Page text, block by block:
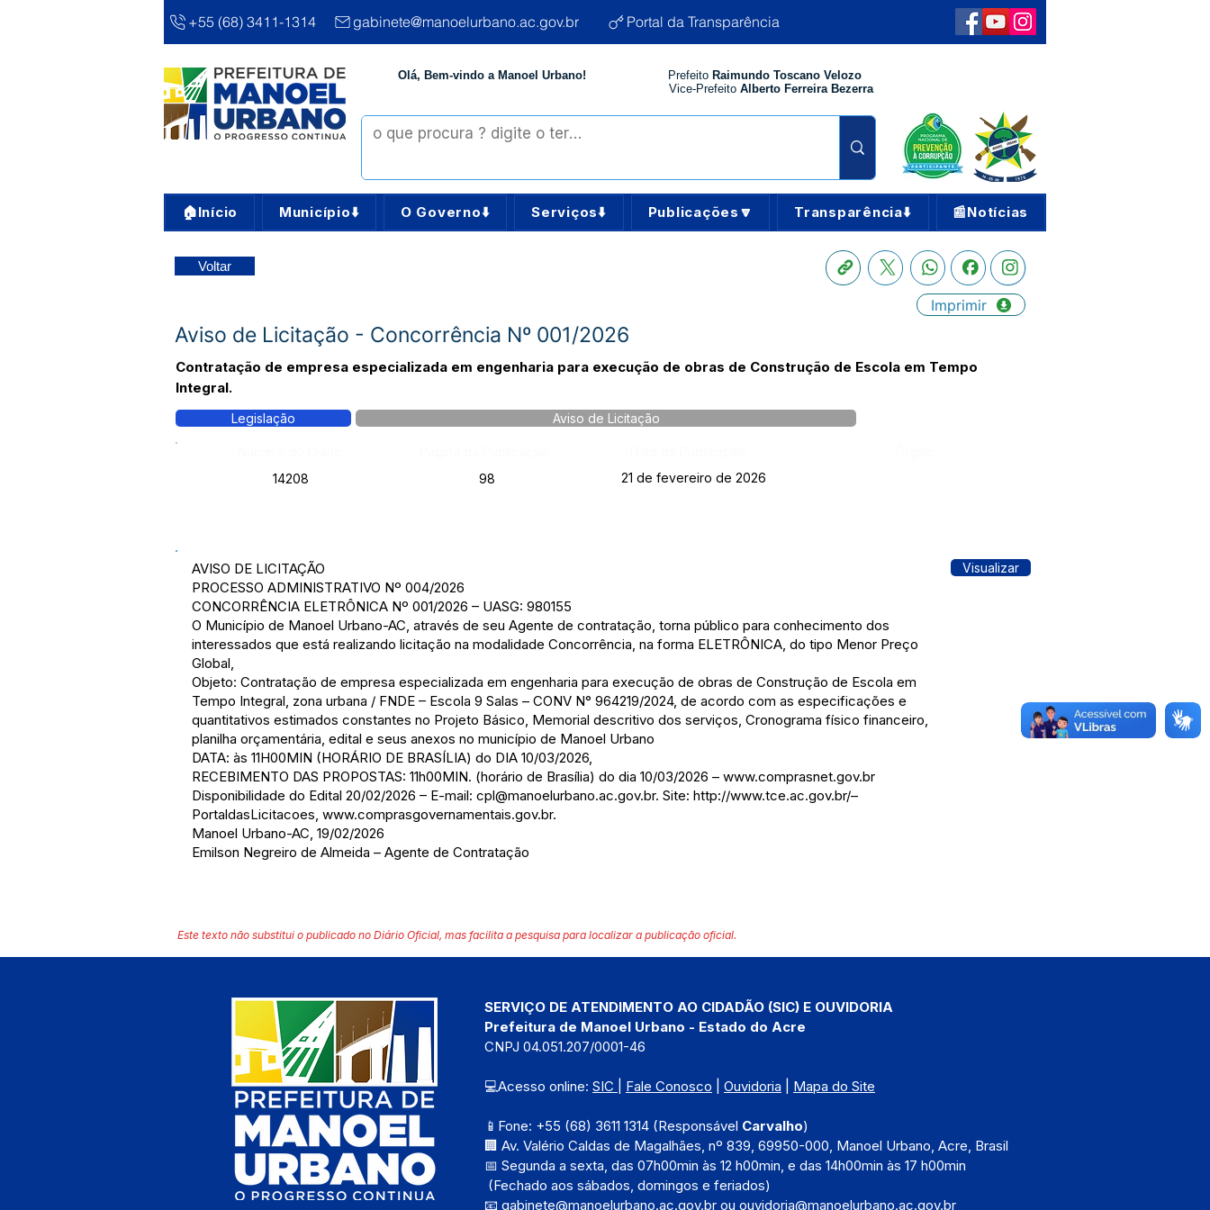
+55 (68) 3411-1314 gabinete@manoelurbano.ac.gov.br Portal da Transparência
Olá, Bem-vindo a Manoel Urbano! Prefeito Raimundo Toscano Velozo
Vice-Prefeito Alberto Ferreira Bezerra
🏠Início Município⬇️ O Governo⬇️ Serviços⬇️ Publicações🔽 Transparência⬇️ 📰Notícias
Voltar
Imprimir
Aviso de Licitação - Concorrência Nº 001/2026
Contratação de empresa especializada em engenharia para execução de obras de Construção de Escola em Tempo
Integral.
Legislação Aviso de Licitação
14208
98 21 de fevereiro de 2026
AVISO DE LICITAÇÃO
PROCESSO ADMINISTRATIVO Nº 004/2026
CONCORRÊNCIA ELETRÔNICA Nº 001/2026 – UASG: 980155
O Município de Manoel Urbano-AC, através de seu Agente de contratação, torna público para conhecimento dos
interessados que está realizando licitação na modalidade Concorrência, na forma ELETRÔNICA, do tipo Menor Preço
Global,
Objeto: Contratação de empresa especializada em engenharia para execução de obras de Construção de Escola em
Tempo Integral, zona urbana / FNDE – Escola 9 Salas – CONV N° 964219/2024, de acordo com as especificações e
quantitativos estimados constantes no Projeto Básico, Memorial descritivo dos serviços, Cronograma físico financeiro,
planilha orçamentária, edital e seus anexos no município de Manoel Urbano
DATA: às 11H00MIN (HORÁRIO DE BRASÍLIA) do DIA 10/03/2026,
RECEBIMENTO DAS PROPOSTAS: 11h00MIN. (horário de Brasília) do dia 10/03/2026 – www.comprasnet.gov.br
Disponibilidade do Edital 20/02/2026 – E-mail: cpl@manoelurbano.ac.gov.br. Site: http://www.tce.ac.gov.br/–
PortaldasLicitacoes, www.comprasgovernamentais.gov.br.
Manoel Urbano-AC, 19/02/2026
Emilson Negreiro de Almeida – Agente de Contratação
Visualizar
Este texto não substitui o publicado no Diário Oficial, mas facilita a pesquisa para localizar a publicação oficial.
SERVIÇO DE ATENDIMENTO AO CIDADÃO (SIC) E OUVIDORIA
Prefeitura de Manoel Urbano - Estado do Acre
CNPJ 04.051.207/0001-46
💻Acesso online: SIC Fale Conosco Ouvidoria Mapa do Site
📱Fone: +55 (68) 3611 1314 (Responsável Carvalho)
🏢 Av. Valério Caldas de Magalhães, nº 839, 69950-000, Manoel Urbano, Acre, Brasil
📅 Segunda a sexta, das 07h00min às 12 h00min, e das 14h00min às 17 h00min
(Fechado aos sábados, domingos e feriados)
📧 gabinete@manoelurbano.ac.gov.br ou ouvidoria@manoelurbano.ac.gov.br